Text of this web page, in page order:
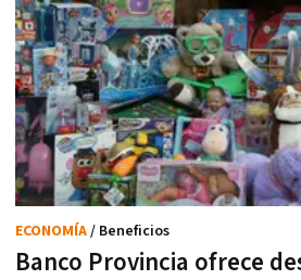
Banco Provincia ofrece
ECONOMÍA/ Beneficios